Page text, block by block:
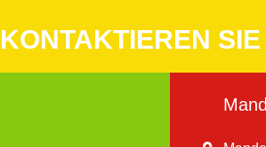
KONTAKTIEREN